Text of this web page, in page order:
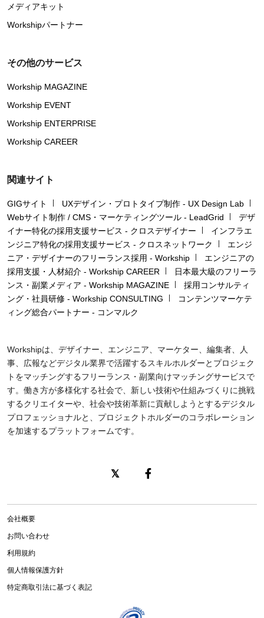
メディアキット
Workshipパートナー
その他のサービス
Workship MAGAZINE
Workship EVENT
Workship ENTERPRISE
Workship CAREER
関連サイト
GIGサイト
UXデザイン・プロトタイプ制作 - UX Design Lab
Webサイト制作 / CMS・マーケティングツール - LeadGrid
デザ
イナー特化の採用支援サービス - クロスデザイナー
インフラエ
ンジニア特化の採用支援サービス - クロスネットワーク
エンジ
ニア・デザイナーのフリーランス採用 - Workship
エンジニアの
採用支援・人材紹介 - Workship CAREER
日本最大級のフリーラ
ンス・副業メディア - Workship MAGAZINE
採用コンサルティ
ング・社員研修 - Workship CONSULTING
コンテンツマーケテ
ィング総合パートナー - コンマルク
Workshipは、デザイナー、エンジニア、マーケター、編集者、人
事、広報などデジタル業界で活躍するスキルホルダーとプロジェク
トをマッチングするフリーランス・副業向けマッチングサービスで
す。働き方が多様化する社会で、新しい技術や仕組みづくりに挑戦
するクリエイターや、社会や技術革新に貢献しようとするデジタル
プロフェッショナルと、プロジェクトホルダーのコラボレーション
を加速するプラットフォームです。
会社概要
お問い合わせ
利用規約
個人情報保護方針
特定商取引法に基づく表記